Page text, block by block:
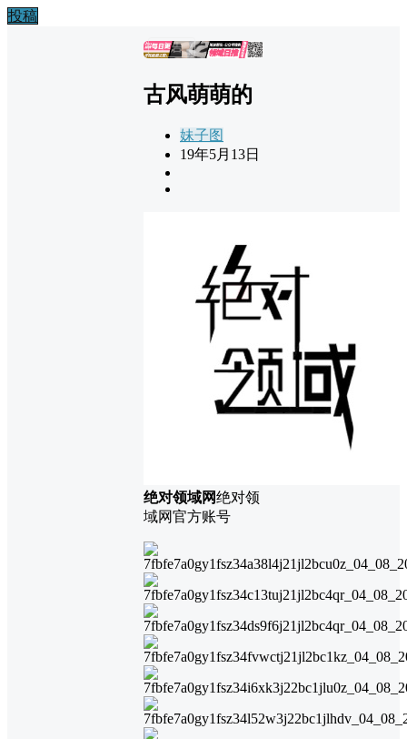
投稿
广告
古风萌萌的
妹子图
19年5月13日
绝对领域网绝对领
域网官方账号